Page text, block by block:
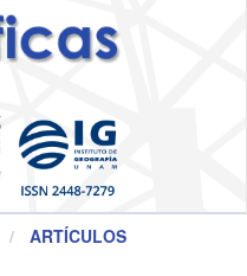
ARTÍCULOS